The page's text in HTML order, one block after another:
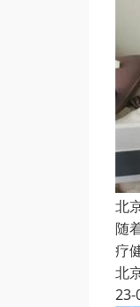
北
随
疗
北
23-